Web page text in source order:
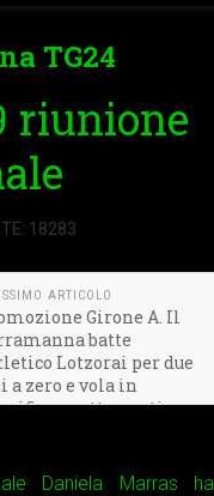
TG24
riunione
18283
ARTICOLO
Girone A. Il
batte
Lotzorai per due
a zero e vola in
a sette punti.
Daniela Marras ha